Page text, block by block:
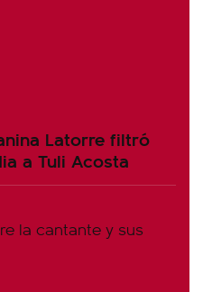
Latorre filtró
a Tuli Acosta